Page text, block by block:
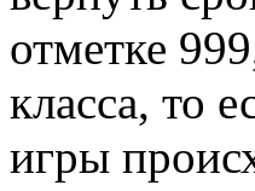
отметке
класса, то
игры